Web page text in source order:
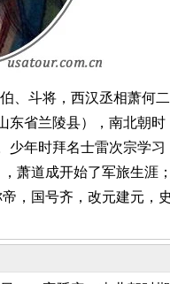
、斗将，西汉丞相萧何二
东省兰陵县），南北朝时
少年时拜名士雷次宗学习
萧道成开始了军旅生涯；
，国号齐，改元建元，史